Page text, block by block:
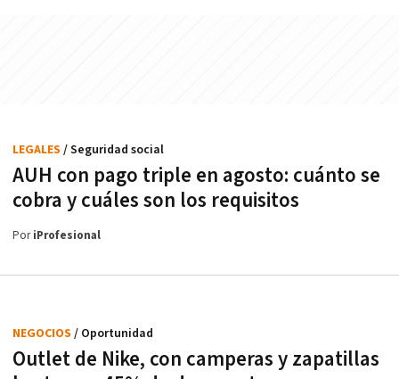
AUH con pago triple en agosto: cuánto se
cobra y cuáles son los requisitos
LEGALES / Seguridad social
PoriProfesional
Outlet de Nike, con camperas y zapatillas
NEGOCIOS / Oportunidad